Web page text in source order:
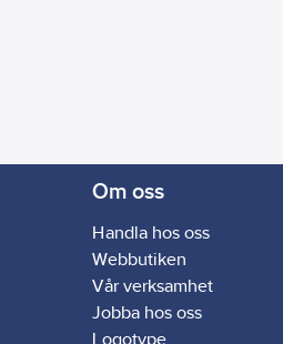
Om oss
Handla hos oss
Webbutiken
Vår verksamhet
Jobba hos oss
Logotype